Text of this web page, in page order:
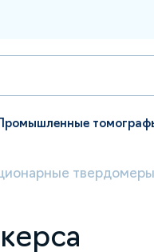
твердомеры